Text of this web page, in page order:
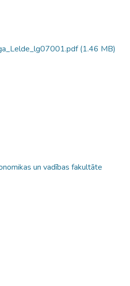
(1.46 MB)
un vadības fakultāte